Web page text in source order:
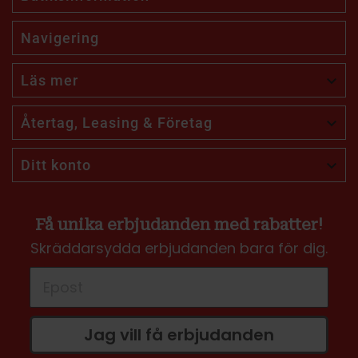
Navigering
Läs mer 
Återtag, Leasing & Företag 
Ditt konto 
Få unika erbjudanden med rabatter!
Skräddarsydda erbjudanden bara för dig.
Jag vill få erbjudanden